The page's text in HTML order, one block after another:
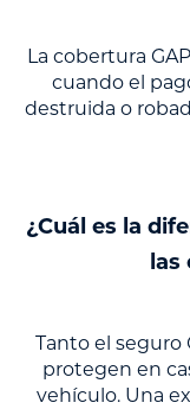
La cobertura
cuando el
destruida o
¿Cuál es la
las
Tanto el seguro
protegen en
vehículo. Una